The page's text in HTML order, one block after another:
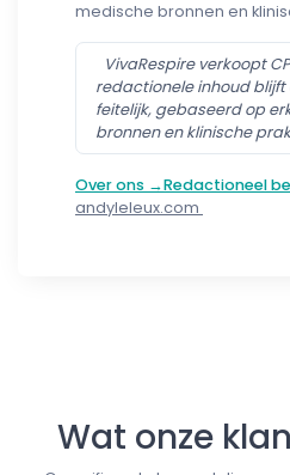
medische bronnen en
VivaRespire verkoopt
redactionele inhoud blijft
feitelijk, gebaseerd op
bronnen en klinische
Over ons →Redactioneel
andyleleux.com
Wat onze